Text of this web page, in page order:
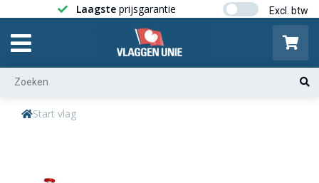
Laagste prijsgarantie Gratis
Start vlag